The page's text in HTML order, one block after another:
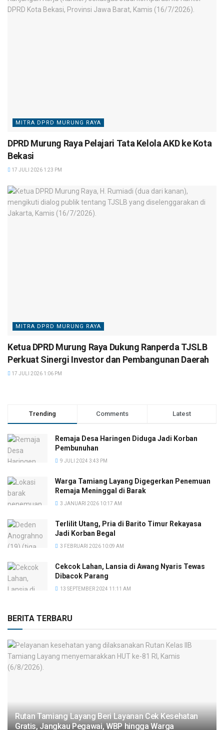
MITRA DPRD MURUNG RAYA
DPRD Murung Raya Pelajari Tata Kelola AKD ke Kota
Bekasi
17 JULI 2026 1:23 PM
MITRA DPRD MURUNG RAYA
Ketua DPRD Murung Raya Dukung Ranperda TJSLB
Perkuat Sinergi Investor dan Pembangunan Daerah
17 JULI 2026 1:06 PM
Trending Comments Latest
Remaja Desa Haringen Diduga Jadi Korban
Pembunuhan
9 JULI 2024 3:43 PM
Warga Tamiang Layang Digegerkan Penemuan
Remaja Meninggal di Barak
3 JANUARI 2026 10:17 AM
Terlilit Utang, Pria di Barito Timur Rekayasa
Jadi Korban Begal
3 FEBRUARI 2026 10:09 AM
Cekcok Lahan, Lansia di Awang Nyaris Tewas
Dibacok Parang
13 SEPTEMBER 2024 11:11 AM
BERITA TERBARU
Rutan Tamiang Layang Beri Layanan Cek Kesehatan
Gratis, Jangkau Pegawai, WBP hingga Warga